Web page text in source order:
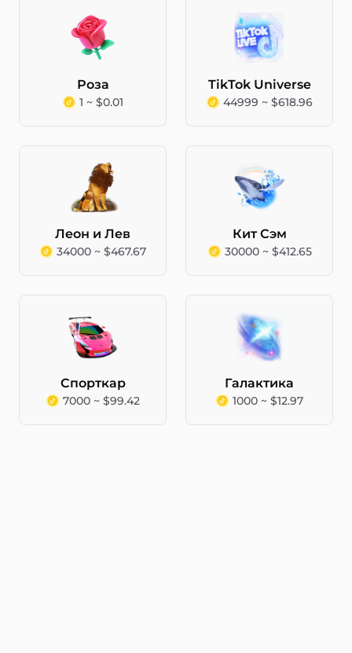
Роза
1 ~ $0.01
TikTok Universe
44999 ~ $618.96
Леон и Лев
34000 ~ $467.67
Кит Сэм
30000 ~ $412.65
Спорткар
7000 ~ $99.42
Галактика
1000 ~ $12.97